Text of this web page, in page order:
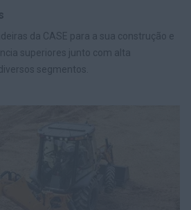
da CASE para a sua construção e
superiores junto com alta
segmentos.